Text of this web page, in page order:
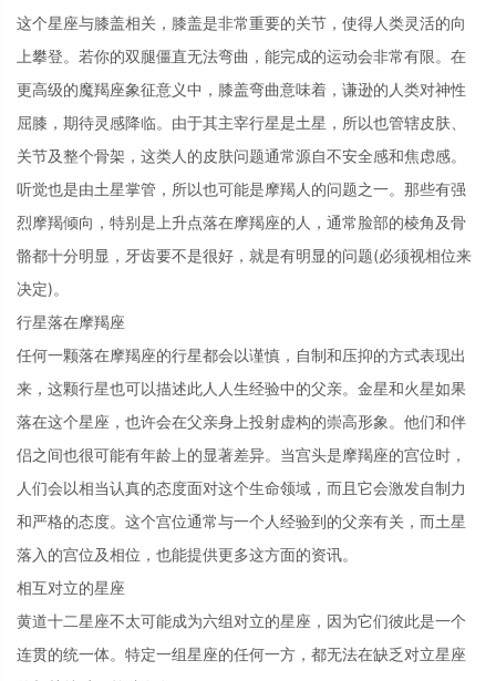
这个星座与膝盖相关，膝盖是非常重要的关节，使得人类灵活的向
上攀登。若你的双腿僵直无法弯曲，能完成的运动会非常有限。在
更高级的魔羯座象征意义中，膝盖弯曲意味着，谦逊的人类对神性
屈膝，期待灵感降临。由于其主宰行星是土星，所以也管辖皮肤、
关节及整个骨架，这类人的皮肤问题通常源自不安全感和焦虑感。
听觉也是由土星掌管，所以也可能是摩羯人的问题之一。那些有强
烈摩羯倾向，特别是上升点落在摩羯座的人，通常脸部的棱角及骨
骼都十分明显，牙齿要不是很好，就是有明显的问题(必须视相位来
决定)。
行星落在摩羯座
任何一颗落在摩羯座的行星都会以谨慎，自制和压抑的方式表现出
来，这颗行星也可以描述此人人生经验中的父亲。金星和火星如果
落在这个星座，也许会在父亲身上投射虚构的崇高形象。他们和伴
侣之间也很可能有年龄上的显著差异。当宫头是摩羯座的宫位时，
人们会以相当认真的态度面对这个生命领域，而且它会激发自制力
和严格的态度。这个宫位通常与一个人经验到的父亲有关，而土星
落入的宫位及相位，也能提供更多这方面的资讯。
相互对立的星座
黄道十二星座不太可能成为六组对立的星座，因为它们彼此是一个
连贯的统一体。特定一组星座的任何一方，都无法在缺乏对立星座